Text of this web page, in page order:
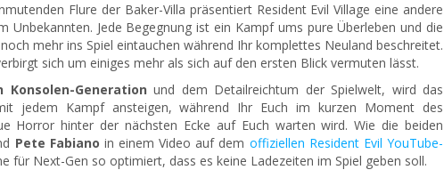
Flure der Baker-Villa präsentiert Resident Evil Village eine andere
Unbekannten. Jede Begegnung ist ein Kampf ums pure Überleben und die
mehr ins Spiel eintauchen während Ihr komplettes Neuland beschreitet.
sich um einiges mehr als sich auf den ersten Blick vermuten lässt.
Konsolen-Generation und dem Detailreichtum der Spielwelt, wird das
jedem Kampf ansteigen, während Ihr Euch im kurzen Moment des
Horror hinter der nächsten Ecke auf Euch warten wird. Wie die beiden
Pete Fabiano in einem Video auf dem offiziellen Resident Evil YouTube-
für Next-Gen so optimiert, dass es keine Ladezeiten im Spiel geben soll.